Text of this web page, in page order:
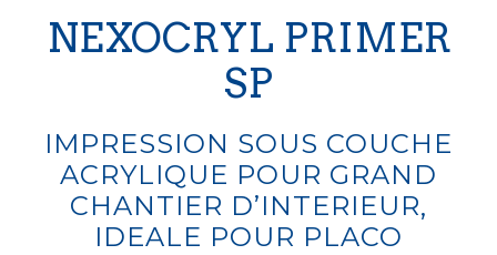
NEXOCRYL PRIMER
SP
IMPRESSION SOUS COUCHE
ACRYLIQUE POUR GRAND
CHANTIER D’INTERIEUR,
IDEALE POUR PLACO